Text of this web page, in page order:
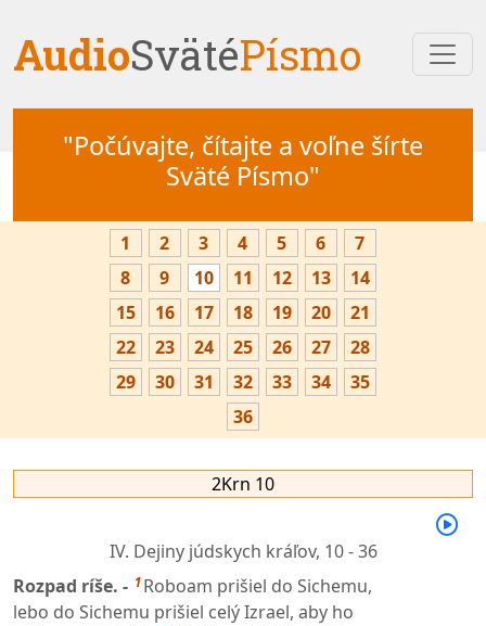
AudioSvätéPísmo
"Počúvajte, čítajte a voľne šírte
Sväté Písmo"
1 2 3 4 5 6
7
8
9 10 11 12 13
14
15
16 17 18 19 20
21
22
23 24 25 26 27
28
29
30 31 32 33 34
35
36
2Krn 10
IV. Dejiny júdskych kráľov, 10 - 36
Rozpad ríše. - 1 Roboam prišiel do Sichemu,
lebo do Sichemu prišiel celý Izrael, aby ho